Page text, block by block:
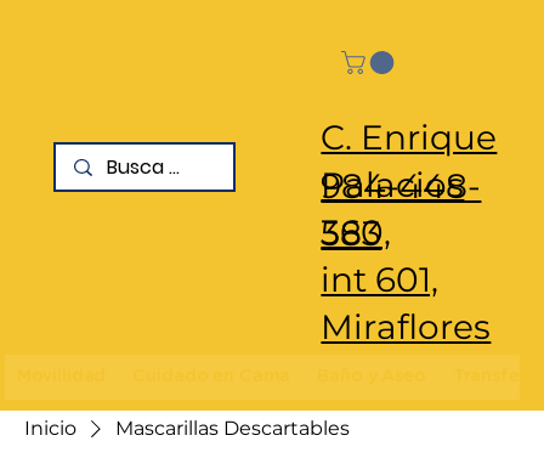
C. Enrique
Palacios
360,
int 601,
Miraflores
984-448-
583
Inicio Mascarillas Descartables